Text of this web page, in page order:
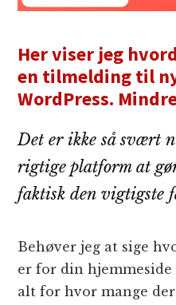
Her viser jeg
en tilmelding til
WordPress.
Det er ikke så svært
rigtige platform at
faktisk den vigtigste
Behøver jeg at sige
er for din hjemmeside
alt for hvor mange